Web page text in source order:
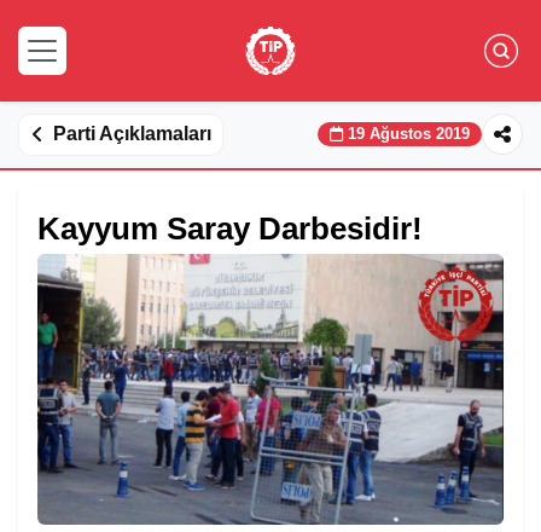
Parti Açıklamaları 19 Ağustos 2019
Kayyum Saray Darbesidir!